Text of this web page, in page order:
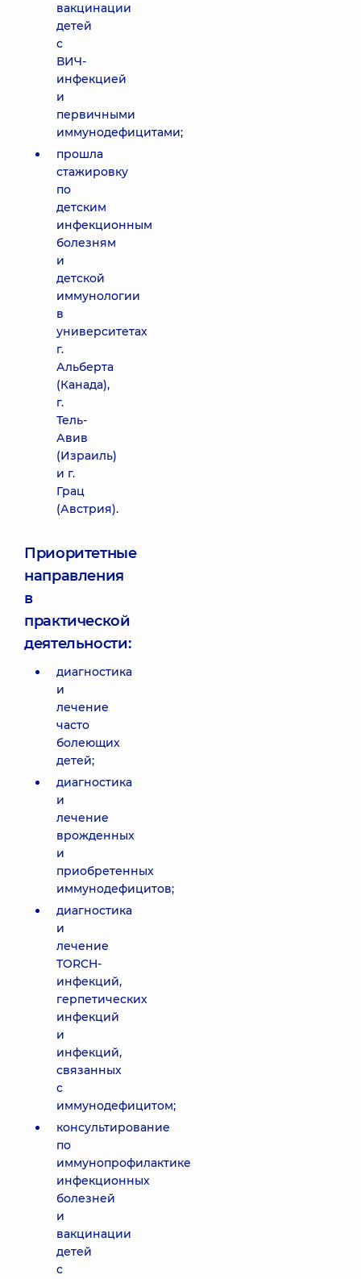
вакцинации
детей
с
ВИЧ-
инфекцией
и
первичными
иммунодефицитами;
прошла
стажировку
по
детским
инфекционным
болезням
и
детской
иммунологии
в
университетах
г.
Альберта
(Канада),
г.
Тель-
Авив
(Израиль)
и г.
Грац
(Австрия).
Приоритетные
направления
в
практической
деятельности:
диагностика
и
лечение
часто
болеющих
детей;
диагностика
и
лечение
врожденных
и
приобретенных
иммунодефицитов;
диагностика
и
лечение
TORCH-
инфекций,
герпетических
инфекций
и
инфекций,
связанных
с
иммунодефицитом;
консультирование
по
иммунопрофилактике
инфекционных
болезней
и
вакцинации
детей
с